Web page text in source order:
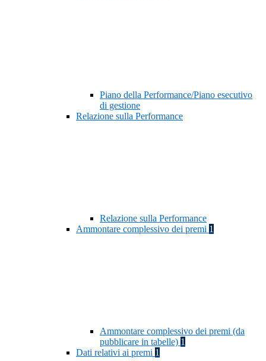
Piano della Performance/Piano esecutivo
di gestione
Relazione sulla Performance
Relazione sulla Performance
Ammontare complessivo dei premi 1
Ammontare complessivo dei premi (da
pubblicare in tabelle) 1
Dati relativi ai premi 1